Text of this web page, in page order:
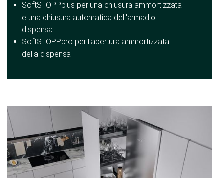
SoftSTOPPplus per una chiusura ammortizzata
e una chiusura automatica dell'armadio
dispensa
SoftSTOPPpro per l'apertura ammortizzata
della dispensa